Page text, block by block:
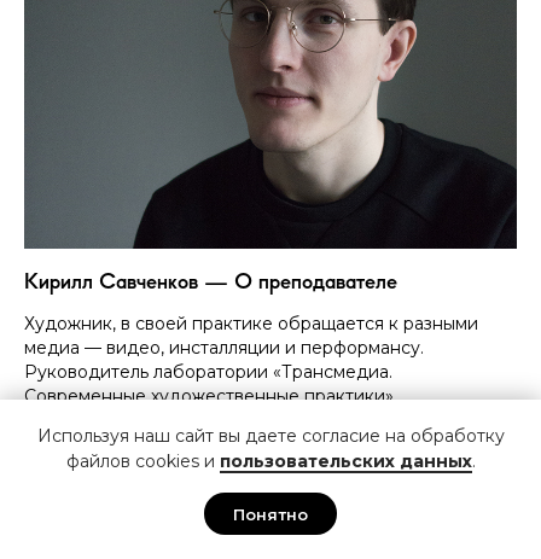
Кирилл Савченков — О преподавателе
Художник, в своей практике обращается к разными
медиа — видео, инсталляции и перформансу.
Руководитель лаборатории «Трансмедиа.
Современные художественные практики»
Используя наш сайт вы даете согласие на обработку
файлов cookies и пользовательских данных.
Понятно